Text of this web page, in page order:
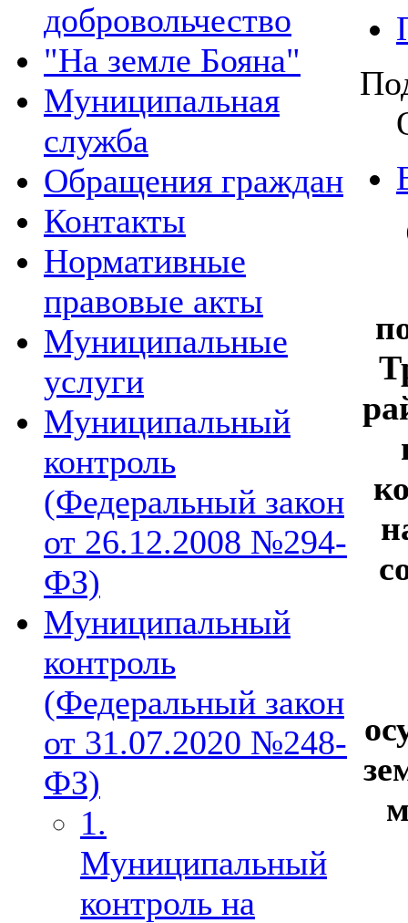
добровольчество
"На земле Бояна"
Муниципальная
служба
Обращения граждан
Контакты
Нормативные
правовые акты
Муниципальные
услуги
Муниципальный
контроль
(Федеральный закон
от 26.12.2008 №294-
ФЗ)
Муниципальный
контроль
(Федеральный закон
от 31.07.2020 №248-
ФЗ)
1.
Муниципальный
контроль на